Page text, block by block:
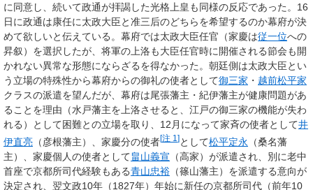
に同意し、続いて政通が拝謁した光格上皇も同様の反応であった。16
日に政通は康任に太政大臣と准三后のどちらを希望するのか幕府が決
めて欲しいと伝えている。幕府では太政大臣任官（家慶は従一位への
昇叙）を選択したが、将軍の上洛も大臣任官時に開催される節会も開
かれない異常な形態にならざるを得なかった。朝廷側は太政大臣とい
う立場の特殊性から幕府からの御礼の使者として御三家 ・ 越前松平家
クラスの派遣を望んだが、幕府は尾張藩主・紀伊藩主が健康問題があ
ることを理由（水戸藩主を上洛させると、江戸の御三家の機能が失わ
れる）として困難との立場を取り、12月になって家斉の使者として井
伊直亮 （彦根藩主）、家慶分の使者[注 1 ]として松平定永
（桑名藩
主）、家慶個人の使者として畠山義宣 （高家）が派遣され、別に老中
首座で京都所司代経験もある青山忠裕 （篠山藩主）を派遣する意向が
決定され、翌文政10年（1827年）年始に新任の京都所司代（前年10